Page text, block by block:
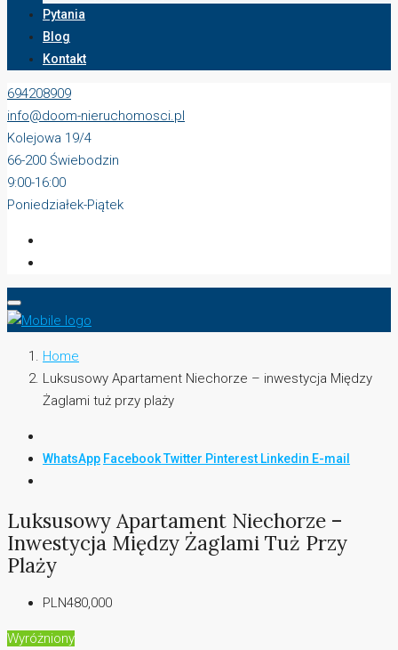
Pytania
Blog
Kontakt
694208909
info@doom-nieruchomosci.pl
Kolejowa 19/4
66-200 Świebodzin
9:00-16:00
Poniedziałek-Piątek
Home
Luksusowy Apartament Niechorze – inwestycja Między
Żaglami tuż przy plaży
WhatsApp FacebookTwitter Pinterest Linkedin E-mail
Luksusowy Apartament Niechorze –
Inwestycja Między Żaglami Tuż Przy
Plaży
PLN480,000
Wyróżniony